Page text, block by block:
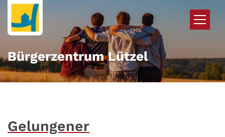
Zum Inhalt springen
Bürgerzentrum Lützel
Gelungener